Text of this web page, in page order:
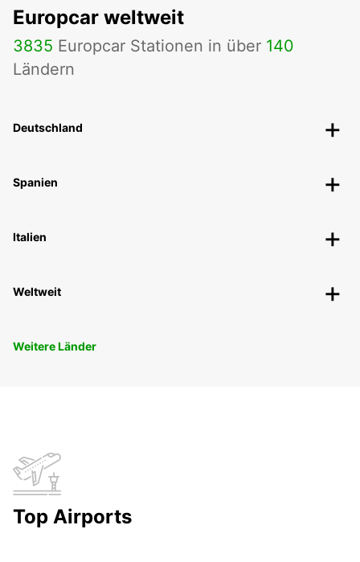
Europcar weltweit
3835 Europcar Stationen in über 140
Ländern
Deutschland
Spanien
Italien
Weltweit
Weitere Länder
Top Airports